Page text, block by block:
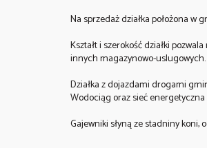
Na sprzedaż działka położona w
Kształt i szerokość działki
innych magazynowo-uslugowych.
Działka z dojazdami drogami
Wodociąg oraz sieć
Gajewniki słyną ze stadniny koni,